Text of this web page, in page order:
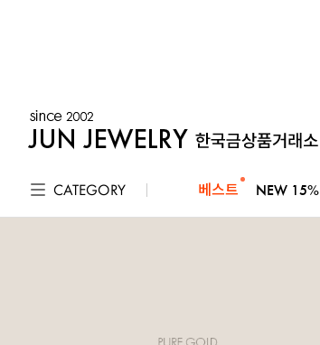
CATEGORY 베스트 NEW 15%